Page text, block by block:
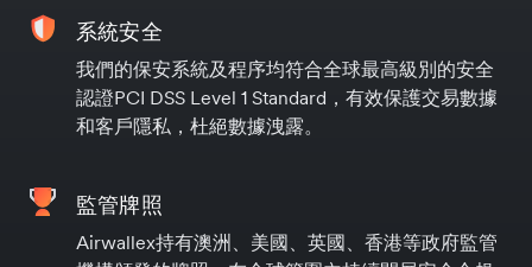
系統安全
我們的保安系統及程序均符合全球最高級別的安全
認證PCI DSS Level 1 Standard，有效保護交易數據
和客戶隱私，杜絕數據洩露。
監管牌照
Airwallex持有澳洲、美國、英國、香港等政府監管